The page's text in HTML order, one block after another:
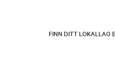
FINN DITT LOKALLAG